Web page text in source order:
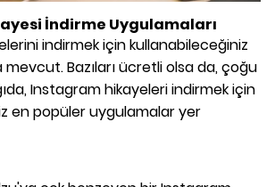
İndirme Uygulamaları
indirmek için kullanabileceğiniz
Bazıları ücretli olsa da, çoğu
Instagram hikayeleri indirmek için
en popüler uygulamalar yer